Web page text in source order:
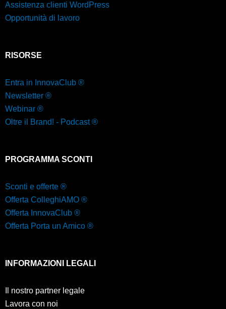
Assistenza clienti WordPress
Opportunità di lavoro
RISORSE
Entra in InnovaClub ®
Newsletter ®
Webinar ®
Oltre il Brand! - Podcast ®
PROGRAMMA SCONTI
Sconti e offerte ®
Offerta ColleghiAMO ®
Offerta InnovaClub ®
Offerta Porta un Amico ®
INFORMAZIONI LEGALI
Il nostro partner legale
Lavora con noi